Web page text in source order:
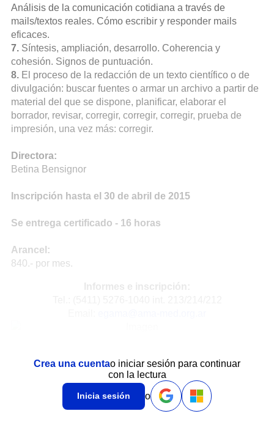
Análisis de la comunicación cotidiana a través de
mails/textos reales. Cómo escribir y responder mails
eficaces.
7. Síntesis, ampliación, desarrollo. Coherencia y
cohesión. Signos de puntuación.
8. El proceso de la redacción de un texto científico o de
divulgación: buscar fuentes o armar un archivo a partir de
material del que se dispone, planificar, elaborar el
borrador, revisar, corregir, corregir, corregir, prueba de
impresión, una vez más: corregir.
Directora:
Betina Bensignor
Inscripción hasta el 30 de abril de 2015
Se entrega certificado - 16 horas
Arancel:
840.- por mes.
Informes e inscripción:
Crea una cuentao iniciar sesión para continuar
con la lectura
Inicia sesión o